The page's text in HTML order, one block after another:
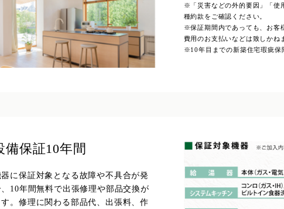
※「災害などの外的要因」「使
種約款をご確認ください。
※保証期間内であっても、お客
費用のお支払いなどは致しかね
※10年目までの新築住宅瑕疵保
備保証10年間
に保証対象となる故障や不具合が発
10年間無料で出張修理や部品交換が
。修理に関わる部品代、出張料、作